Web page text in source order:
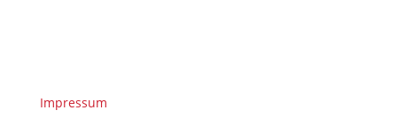
Impressum